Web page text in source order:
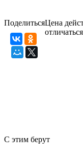
ПоделитьсяЦена
С этим берут